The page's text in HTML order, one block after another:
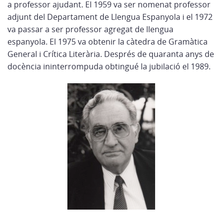
a professor ajudant. El 1959 va ser nomenat professor
adjunt del Departament de Llengua Espanyola i el 1972
va passar a ser professor agregat de llengua
espanyola. El 1975 va obtenir la càtedra de Gramàtica
General i Crítica Literària. Després de quaranta anys de
docència ininterrompuda obtingué la jubilació el 1989.